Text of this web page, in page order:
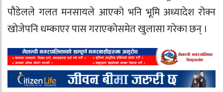
पौडेलले गलत मनसायले आएको भनि भूमि अध्यादेश रोक्न
खोजेपनि धम्काएर पास गराएकोसमेत खुलासा गरेका छन् ।